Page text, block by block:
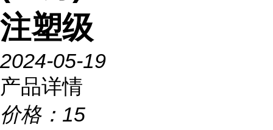
注塑级
2024-05-19
产品详情
价格： 15